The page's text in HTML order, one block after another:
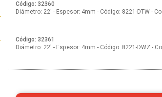
Código: 32360
Diámetro: 22' - Espesor: 4mm - Código: 8221-DTW -
Código: 32361
Diámetro: 22' - Espesor: 4mm - Código: 8221-DWZ -